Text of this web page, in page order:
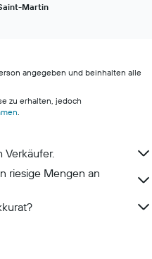
Martin
angegeben und beinhalten alle
zu erhalten, jedoch
.
Verkäufer.
riesige Mengen an